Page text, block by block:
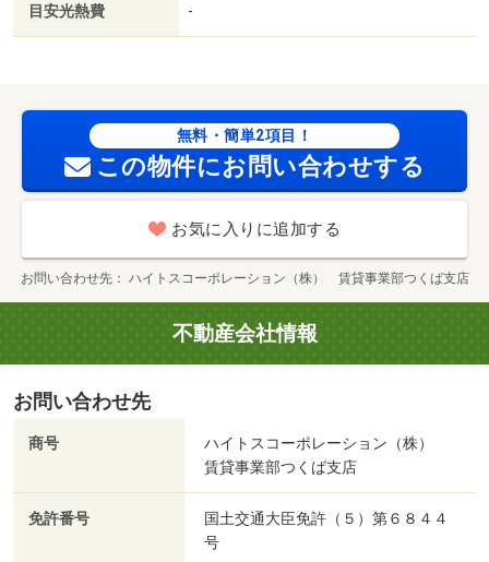
目安光熱費 -
無料・簡単2項目！
この物件にお問い合わせする
お気に入りに追加する
お問い合わせ先 ハイトスコーポレーション（株） 賃貸事業部つくば支店
不動産会社情報
お問い合わせ先
商号
ハイトスコーポレーション（株）
賃貸事業部つくば支店
免許番号
国土交通大臣免許（５）第６８４４
号